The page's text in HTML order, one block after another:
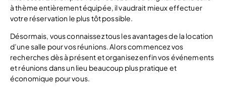
à thème entièrement équipée, il vaudrait mieux effectuer
votre réservation le plus tôt possible.
Désormais, vous connaissez tous les avantages de la location
d’une salle pour vos réunions. Alors commencez vos
recherches dès à présent et organisez enfin vos événements
et réunions dans un lieu beaucoup plus pratique et
économique pour vous.